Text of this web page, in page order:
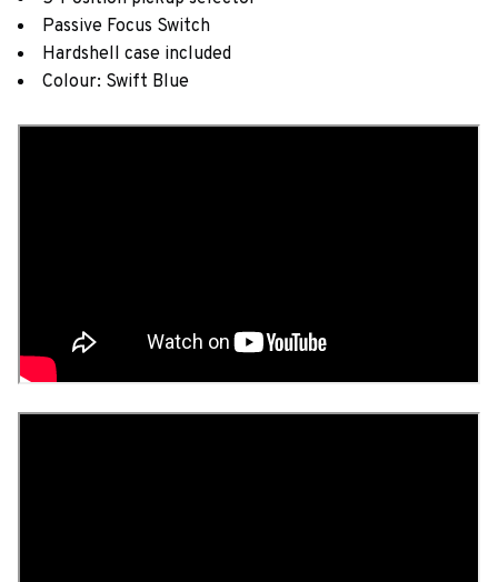
Passive Focus Switch
Hardshell case included
Colour: Swift Blue